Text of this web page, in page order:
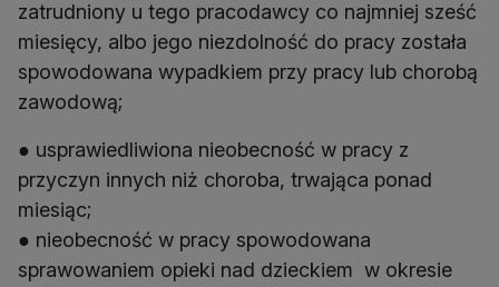
zatrudniony u tego pracodawcy co najmniej sześć
miesięcy, albo jego niezdolność do pracy została
spowodowana wypadkiem przy pracy lub chorobą
zawodową;
● usprawiedliwiona nieobecność w pracy z
przyczyn innych niż choroba, trwająca ponad
miesiąc;
● nieobecność w pracy spowodowana
sprawowaniem opieki nad dzieckiem w okresie